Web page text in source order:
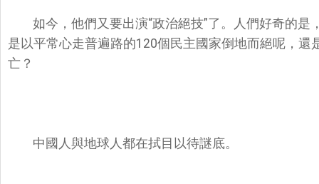
如今，他們又要出演“政治絕技”了。人們好奇的
是以平常心走普遍路的120個民主國家倒地而絕呢，還
亡？
中國人與地球人都在拭目以待謎底。